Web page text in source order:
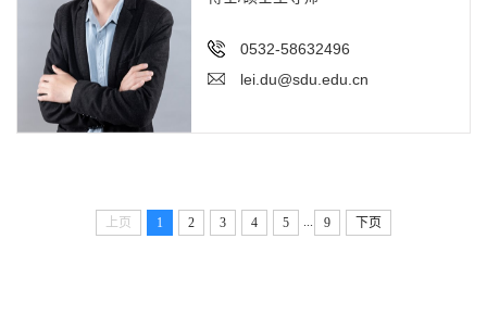
0532-58632496
lei.du@sdu.edu.cn
上页 1 2 3 4 5 9 下页